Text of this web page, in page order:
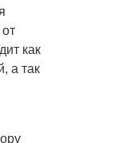
как
а так